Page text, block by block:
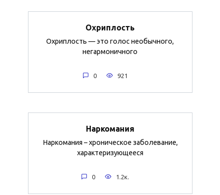
Охриплость
Охриплость — это голос необычного,
негармоничного
0 921
Наркомания
Наркомания – хроническое заболевание,
характеризующееся
0 1.2к.